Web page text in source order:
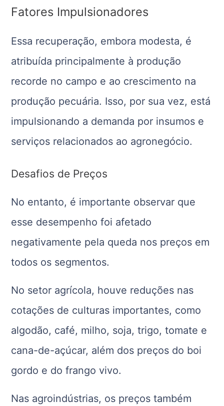
Fatores Impulsionadores
Essa recuperação, embora modesta, é
atribuída principalmente à produção
recorde no campo e ao crescimento na
produção pecuária. Isso, por sua vez, está
impulsionando a demanda por insumos e
serviços relacionados ao agronegócio.
Desafios de Preços
No entanto, é importante observar que
esse desempenho foi afetado
negativamente pela queda nos preços em
todos os segmentos.
No setor agrícola, houve reduções nas
cotações de culturas importantes, como
algodão, café, milho, soja, trigo, tomate e
cana-de-açúcar, além dos preços do boi
gordo e do frango vivo.
Nas agroindústrias, os preços também